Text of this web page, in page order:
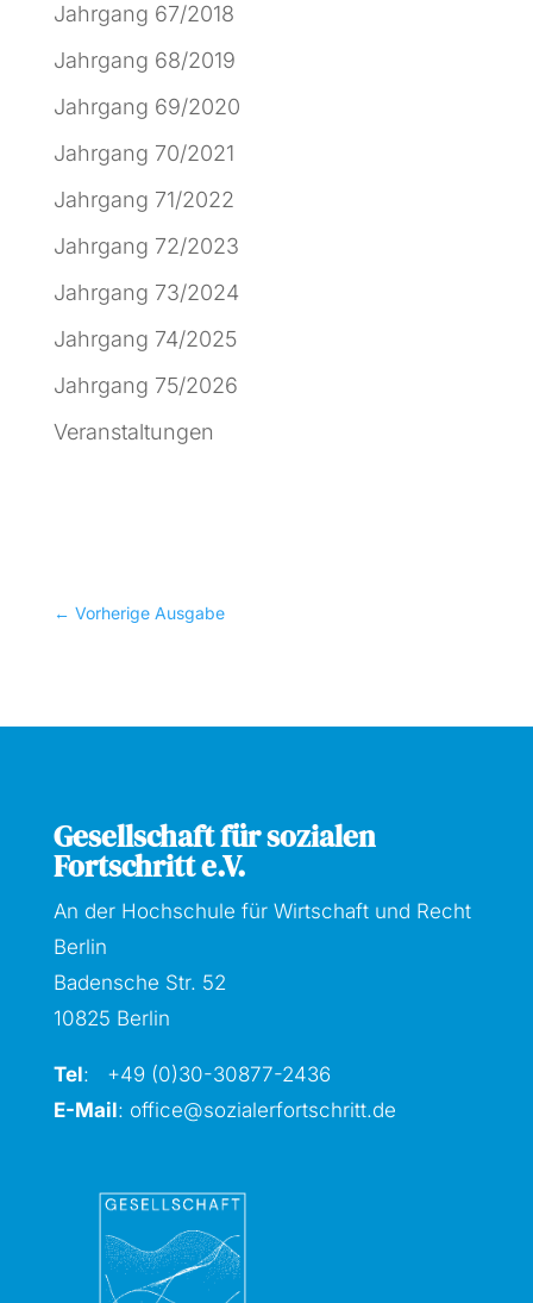
Jahrgang 67/2018
Jahrgang 68/2019
Jahrgang 69/2020
Jahrgang 70/2021
Jahrgang 71/2022
Jahrgang 72/2023
Jahrgang 73/2024
Jahrgang 74/2025
Jahrgang 75/2026
Veranstaltungen
← Vorherige Ausgabe
Gesellschaft für sozialen
Fortschritt e.V.
An der Hochschule für Wirtschaft und Recht
Berlin
Badensche Str. 52
10825 Berlin
Tel: +49 (0)30-30877-2436
E-Mail: office@sozialerfortschritt.de